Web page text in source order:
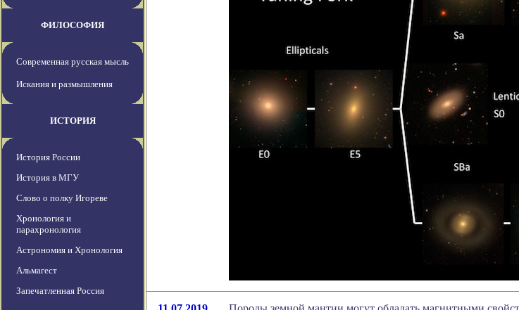
ФИЛОСОФИЯ
Современная русская мысль
Искания и размышления
ИСТОРИЯ
История России
История в МГУ
Слово о полку Игореве
Хронология и
парахронология
Астрономия и Хронология
Альмагест
Запечатленная Россия